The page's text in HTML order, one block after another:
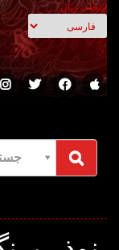
انتخاب زبان